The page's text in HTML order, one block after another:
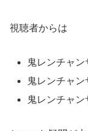
視聴者からは
鬼レンチャン
鬼レンチャ
鬼レンチャン